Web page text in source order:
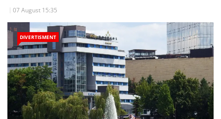
07 August 15:35
DIVERTISMENT